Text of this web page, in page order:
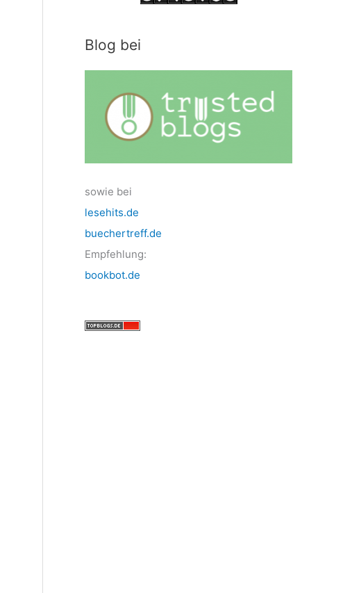
Blog bei
sowie bei
lesehits.de
buechertreff.de
Empfehlung:
bookbot.de